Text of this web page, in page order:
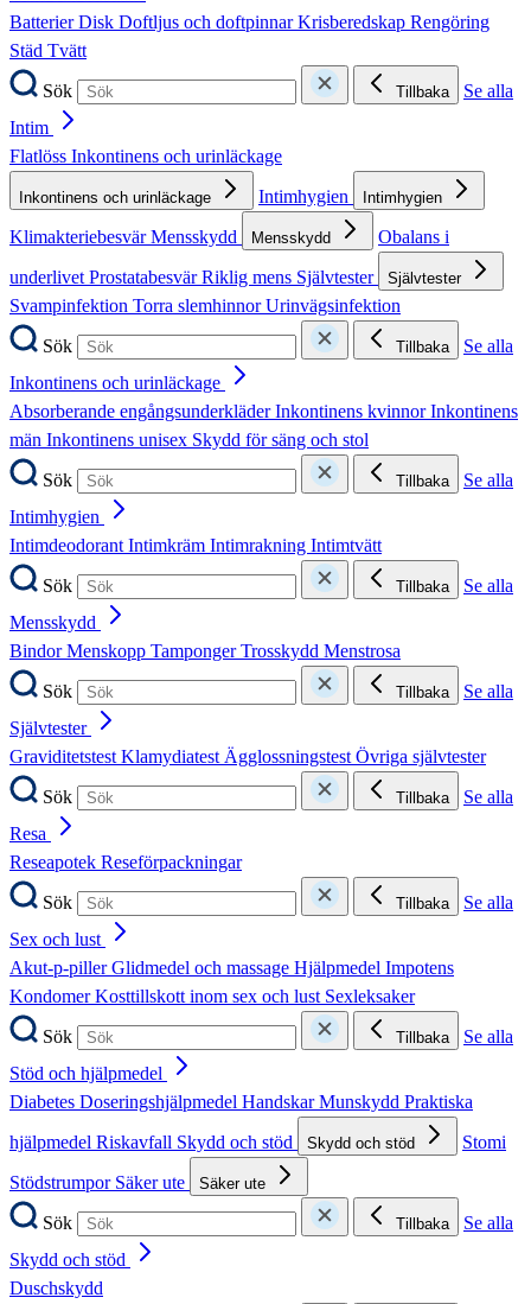
BatterierDisk Doftljus och doftpinnarKrisberedskap Rengöring
Städ Tvätt
Sök
Tillbaka
Se alla
Intim
Flatlöss Inkontinens och urinläckage
Inkontinens och urinläckage Intimhygien Intimhygien
KlimakteriebesvärMensskydd Mensskydd
Obalans i
underlivetProstatabesvärRiklig mens Självtester Självtester
Svampinfektion Torra slemhinnorUrinvägsinfektion
Sök
Tillbaka
Se alla
Inkontinens och urinläckage
Absorberande engångsunderkläderInkontinens kvinnorInkontinens
män Inkontinens unisex Skydd för säng och stol
Sök
Tillbaka
Se alla
Intimhygien
IntimdeodorantIntimkräm Intimrakning Intimtvätt
Sök
Tillbaka
Se alla
Mensskydd
BindorMenskopp TampongerTrosskydd Menstrosa
Sök
Tillbaka
Se alla
Självtester
GraviditetstestKlamydiatestÄgglossningstestÖvriga självtester
Sök
Tillbaka
Se alla
Resa
Reseapotek Reseförpackningar
Sök
Tillbaka
Se alla
Sex och lust
Akut-p-pillerGlidmedel och massage Hjälpmedel Impotens
KondomerKosttillskott inom sex och lust Sexleksaker
Sök
Tillbaka
Se alla
Stöd och hjälpmedel
Diabetes Doseringshjälpmedel HandskarMunskydd Praktiska
hjälpmedel Riskavfall Skydd och stöd Skydd och stöd
Stomi
Stödstrumpor Säker ute Säker ute
Sök Tillbaka
Se alla
Skydd och stöd
Duschskydd